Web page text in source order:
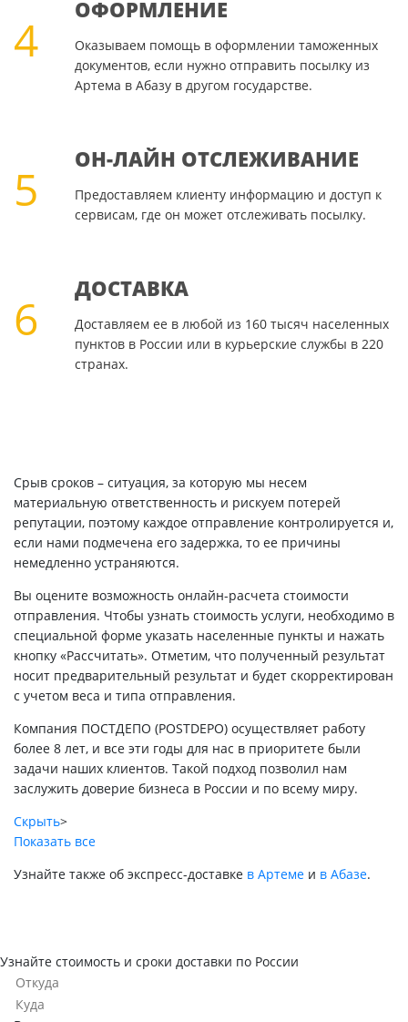
4
ОФОРМЛЕНИЕ
Оказываем помощь в оформлении таможенных
документов, если нужно отправить посылку из
Артема в Абазу в другом государстве.
5
ОН-ЛАЙН ОТСЛЕЖИВАНИЕ
Предоставляем клиенту информацию и доступ к
сервисам, где он может отслеживать посылку.
6
ДОСТАВКА
Доставляем ее в любой из 160 тысяч населенных
пунктов в России или в курьерские службы в 220
странах.
Срыв сроков – ситуация, за которую мы несем
материальную ответственность и рискуем потерей
репутации, поэтому каждое отправление контролируется и,
если нами подмечена его задержка, то ее причины
немедленно устраняются.
Вы оцените возможность онлайн-расчета стоимости
отправления. Чтобы узнать стоимость услуги, необходимо в
специальной форме указать населенные пункты и нажать
кнопку «Рассчитать». Отметим, что полученный результат
носит предварительный результат и будет скорректирован
с учетом веса и типа отправления.
Компания ПОСТДЕПО (POSTDEPO) осуществляет работу
более 8 лет, и все эти годы для нас в приоритете были
задачи наших клиентов. Такой подход позволил нам
заслужить доверие бизнеса в России и по всему миру.
Скрыть>
Показать все
Узнайте также об экспресс-доставке в Артеме и в Абазе.
Узнайте стоимость и сроки доставки по России